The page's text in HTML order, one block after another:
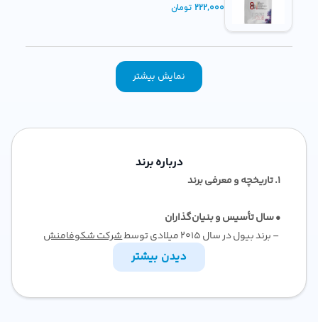
222,000تومان
نمایش بیشتر
درباره برند
۱. تاریخچه و معرفی برند
• سال تأسیس و بنیان‌گذاران
– برند بیول در سال ۲۰۱۵ میلادی توسط
شرکت شکوفا‌منش
در ایران راه‌اندازی شد. هدف اولیه، تولید محصولات تخصصی
مراقبت و زیبایی مو بر پایه فرمولاسیون گیاهی و واردات
دیدن بیشتر